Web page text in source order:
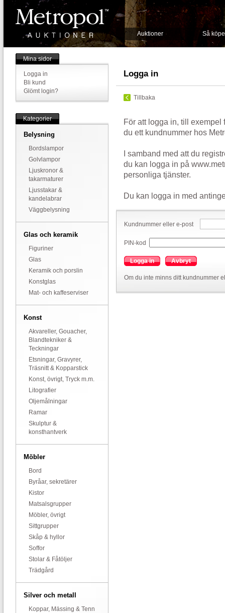
Auktioner Så
Mina sidor
Logga in
Bli kund
Glömt login?
Kategorier
Belysning
Bordslampor
Golvlampor
Ljuskronor &
takarmaturer
Ljusstakar &
kandelabrar
Väggbelysning
Glas och keramik
Figuriner
Glas
Keramik och porslin
Konstglas
Mat- och kaffeserviser
Konst
Akvareller, Gouacher,
Blandtekniker &
Teckningar
Etsningar, Gravyrer,
Träsnitt & Kopparstick
Konst, övrigt, Tryck m.m.
Litografier
Oljemålningar
Ramar
Skulptur &
konsthantverk
Möbler
Bord
Byråar, sekretärer
Kistor
Matsalsgrupper
Möbler, övrigt
Sittgrupper
Skåp & hyllor
Soffor
Stolar & Fåtöljer
Trädgård
Silver och metall
Koppar, Mässing & Tenn
Logga in
Tillbaka
För att logga in, till exempel
du ett kundnummer hos
I samband med att du
du kan logga in på
personliga tjänster.
Du kan logga in med
Kundnummer eller e-post
PIN-kod
Logga in Avbryt
Om du inte minns ditt kundnummer